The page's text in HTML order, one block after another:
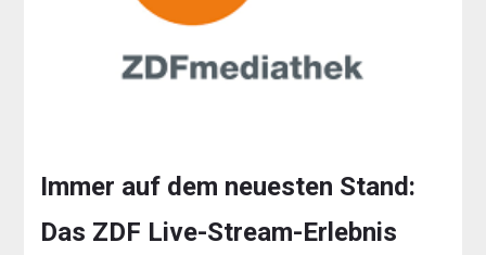
Immer auf dem neuesten Stand:
Das ZDF Live-Stream-Erlebnis